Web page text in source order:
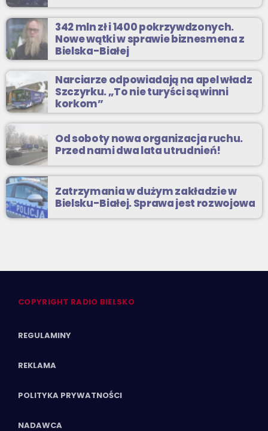
342 mln zł i 1400 pokrzywdzonych.
Nowe wątki w sprawie biznesmena z
Bielska-Białej
Narciarze odpowiadają na apel władz
Szczyrku. „To nie turyści są winni
korkom”
Od soboty nowa organizacja ruchu.
Przed nami dwa lata utrudnień!
Zatrzymania w dużym zakładzie w
Bielsku-Białej. Sprawa jest rozwojowa
COPYRIGHT RADIO BIELSKO
REGULAMINY
REKLAMA
POLITYKA PRYWATNOŚCI
NADAWCA